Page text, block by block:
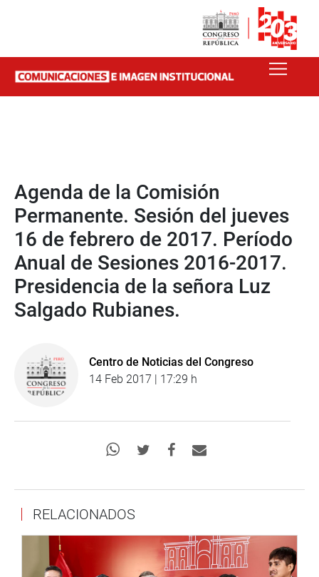
Agenda de la Comisión
Permanente. Sesión del jueves
16 de febrero de 2017. Período
Anual de Sesiones 2016-2017.
Presidencia de la señora Luz
Salgado Rubianes.
Centro de Noticias del Congreso
14 Feb 2017 | 17:29 h
RELACIONADOS